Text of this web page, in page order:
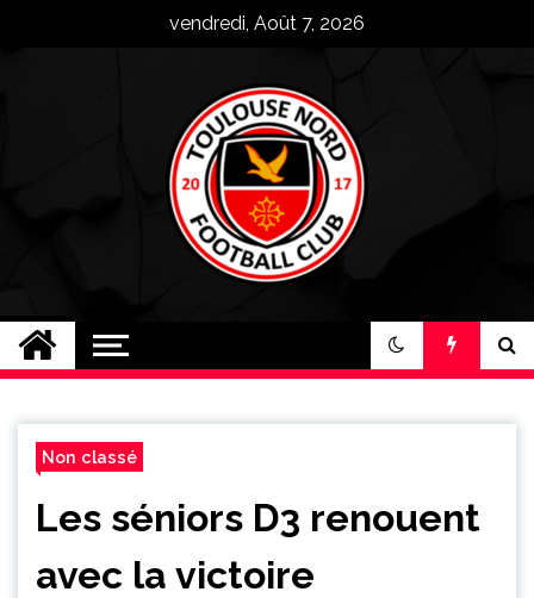
vendredi, Août 7, 2026
Toulouse Nord FC
Plus qu'un club, une famille !
Non classé
Les séniors D3 renouent
avec la victoire